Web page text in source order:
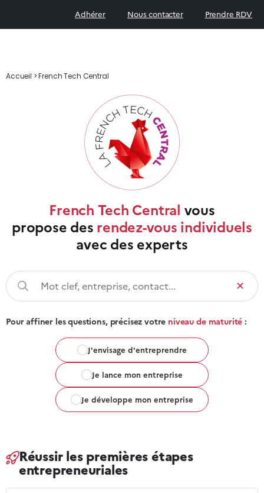
Adhérer Nous contacter Prendre RDV
Accueil >French Tech Central
French Tech Central vous
propose des rendez-vous individuels
avec des experts
✕
Pour affiner les questions, précisez votre niveau de maturité:
J'envisage d'entreprendre
Je lance mon entreprise
Je développe mon entreprise
Réussir les premières étapes
entrepreneuriales